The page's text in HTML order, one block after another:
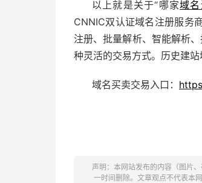
以上就是关于“哪家域
CNNIC双认证域名注册服务
注册、批量解析、智能解析
种灵活的交易方式。历史建站
域名买卖交易入口：
声明：本网站发布的内容（图片
一时间删除。文章观点不代表本